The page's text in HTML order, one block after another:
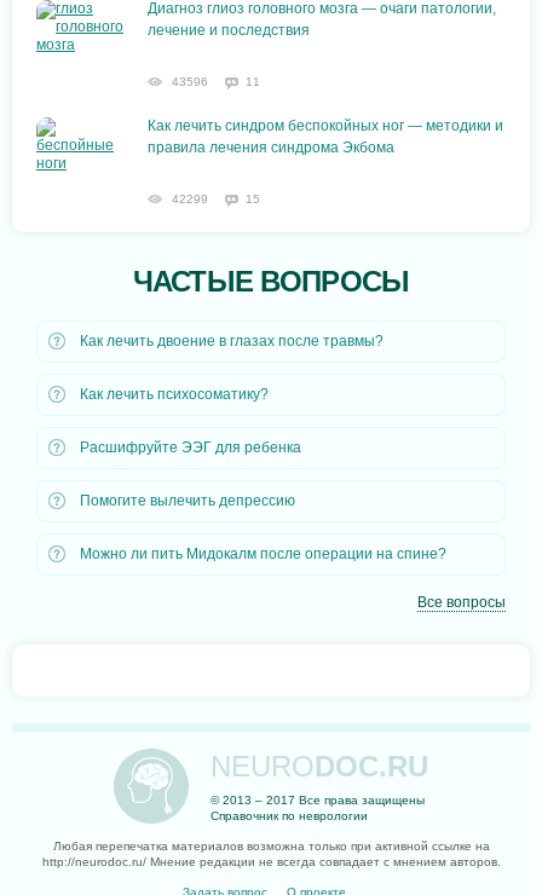
Диагноз глиоз головного мозга — очаги патологии,
лечение и последствия
43596 11
Как лечить синдром беспокойных ног — методики и
правила лечения синдрома Экбома
42299 15
ЧАСТЫЕ ВОПРОСЫ
Как лечить двоение в глазах после травмы?
Как лечить психосоматику?
Расшифруйте ЭЭГ для ребенка
Помогите вылечить депрессию
Можно ли пить Мидокалм после операции на спине?
Все вопросы
NEURODOC.RU
© 2013 – 2017 Все права защищены
Справочник по неврологии
Любая перепечатка материалов возможна только при активной ссылке на
http://neurodoc.ru/ Мнение редакции не всегда совпадает с мнением авторов.
Задать вопрос О проекте